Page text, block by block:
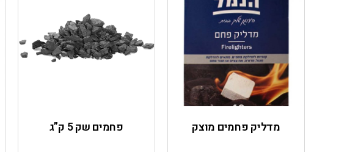
מדליק פחמים מוצק פחמים שק 5 ק”ג